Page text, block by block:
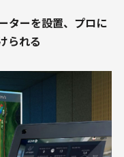
ターを設置、プロに
られる